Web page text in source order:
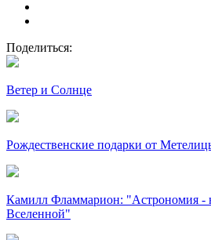
Поделиться:
Ветер и Солнце
Рождественские подарки от
Камилл Фламмарион: "Астрономия -
Вселенной"